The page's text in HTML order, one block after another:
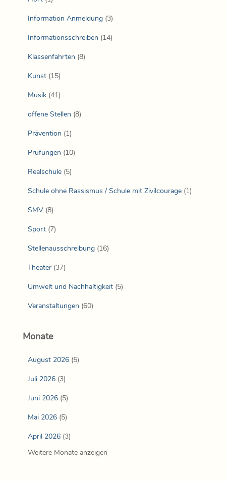
Information Anmeldung (3)
Informationsschreiben (14)
Klassenfahrten (8)
Kunst (15)
Musik (41)
offene Stellen (8)
Prävention (1)
Prüfungen (10)
Realschule (5)
Schule ohne Rassismus / Schule mit Zivilcourage (1)
SMV (8)
Sport (7)
Stellenausschreibung (16)
Theater (37)
Umwelt und Nachhaltigkeit (5)
Veranstaltungen (60)
Monate
August 2026 (5)
Juli 2026 (3)
Juni 2026 (5)
Mai 2026 (5)
April 2026 (3)
Weitere Monate anzeigen